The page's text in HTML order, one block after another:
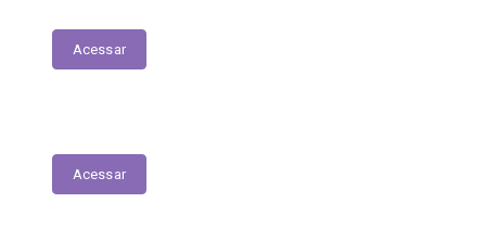
Acessar
Acessar